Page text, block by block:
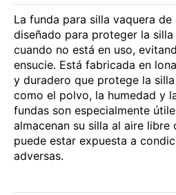
La funda para silla vaquera
diseñado para proteger la
cuando no está en uso,
ensucie. Está fabricada en
y duradero que protege la
como el polvo, la humedad y
fundas son especialmente
almacenan su silla al aire libre
puede estar expuesta a
adversas.